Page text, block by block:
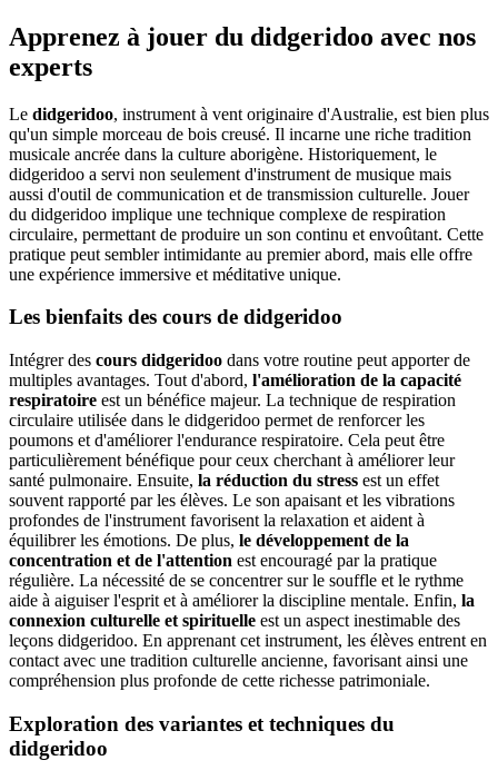
Apprenez à jouer du didgeridoo avec nos
experts
Le didgeridoo, instrument à vent originaire d'Australie, est bien plus
qu'un simple morceau de bois creusé. Il incarne une riche tradition
musicale ancrée dans la culture aborigène. Historiquement, le
didgeridoo a servi non seulement d'instrument de musique mais
aussi d'outil de communication et de transmission culturelle. Jouer
du didgeridoo implique une technique complexe de respiration
circulaire, permettant de produire un son continu et envoûtant. Cette
pratique peut sembler intimidante au premier abord, mais elle offre
une expérience immersive et méditative unique.
Les bienfaits des cours de didgeridoo
Intégrer des cours didgeridoo dans votre routine peut apporter de
multiples avantages. Tout d'abord, l'amélioration de la capacité
respiratoire est un bénéfice majeur. La technique de respiration
circulaire utilisée dans le didgeridoo permet de renforcer les
poumons et d'améliorer l'endurance respiratoire. Cela peut être
particulièrement bénéfique pour ceux cherchant à améliorer leur
santé pulmonaire. Ensuite, la réduction du stress est un effet
souvent rapporté par les élèves. Le son apaisant et les vibrations
profondes de l'instrument favorisent la relaxation et aident à
équilibrer les émotions. De plus, le développement de la
concentration et de l'attention est encouragé par la pratique
régulière. La nécessité de se concentrer sur le souffle et le rythme
aide à aiguiser l'esprit et à améliorer la discipline mentale. Enfin, la
connexion culturelle et spirituelle est un aspect inestimable des
leçons didgeridoo. En apprenant cet instrument, les élèves entrent en
contact avec une tradition culturelle ancienne, favorisant ainsi une
compréhension plus profonde de cette richesse patrimoniale.
Exploration des variantes et techniques du
didgeridoo